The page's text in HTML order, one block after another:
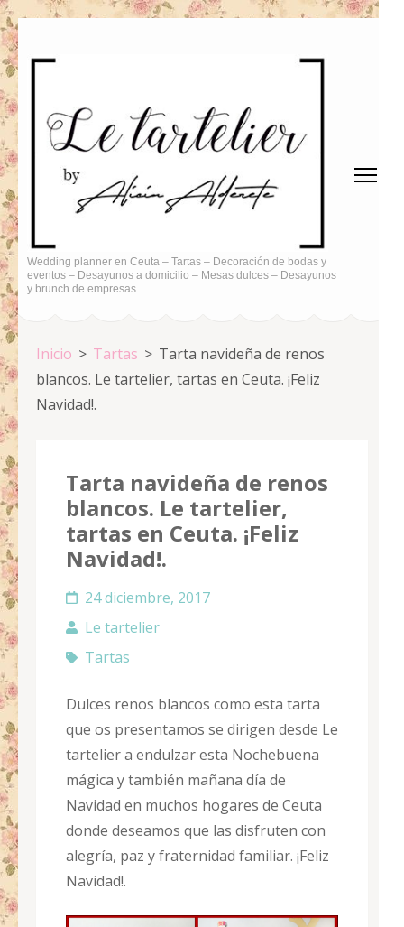
Saltar
al
(presiona
la
tecla
Wedding planner en Ceuta – Tartas – Decoración de bodas y
eventos – Desayunos a domicilio – Mesas dulces – Desayunos
y brunch de empresas
Inicio > Tartas > Tarta navideña de renos
blancos. Le tartelier, tartas en Ceuta. ¡Feliz
Navidad!.
Tarta navideña de renos
blancos. Le tartelier,
tartas en Ceuta. ¡Feliz
Navidad!.
24 diciembre, 2017
Le tartelier
Tartas
Dulces renos blancos como esta tarta
que os presentamos se dirigen desde Le
tartelier a endulzar esta Nochebuena
mágica y también mañana día de
Navidad en muchos hogares de Ceuta
donde deseamos que las disfruten con
alegría, paz y fraternidad familiar. ¡Feliz
Navidad!.